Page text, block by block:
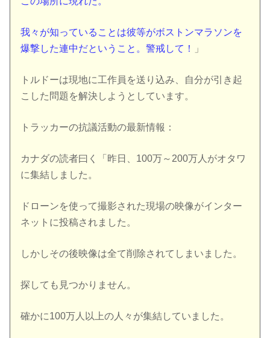
我々が知っていることは彼等がボストンマラソンを
爆撃した連中だということ。警戒して！
」
トルドーは現地に工作員を送り込み、自分が引き起
こした問題を解決しようとしています。
トラッカーの抗議活動の最新情報：
カナダの読者曰く「昨日、100万～200万人がオタワ
に集結しました。
ドローンを使って撮影された現場の映像がインター
ネットに投稿されました。
しかしその後映像は全て削除されてしまいました。
探しても見つかりません。
確かに100万人以上の人々が集結していました。